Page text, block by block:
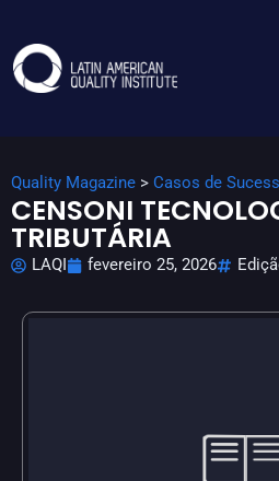
Quality Magazine > Casos de
CENSONI
TRIBUTÁRIA
LAQI fevereiro 25, 2026